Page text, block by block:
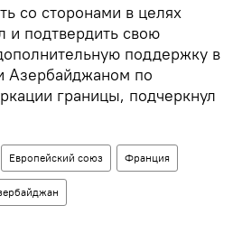
со сторонами в целях
и подтвердить свою
поддержку в
Азербайджаном по
границы, подчеркнул
Европейский союз Франция